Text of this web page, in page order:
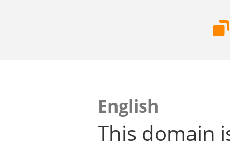
English
This domain